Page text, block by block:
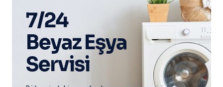
7/24
Beyaz Eşya
Servisi